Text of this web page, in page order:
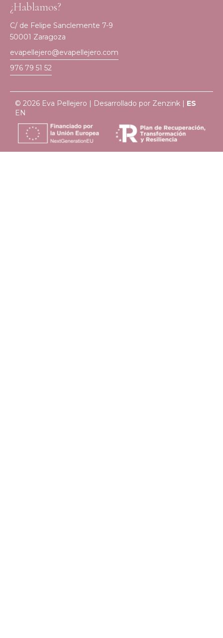
¿Hablamos?
C/ de Felipe Sanclemente 7-9
50001 Zaragoza
evapellejero@evapellejero.com
976 79 51 52
© 2026 Eva Pellejero | Desarrollado por Zenzink | ES
EN